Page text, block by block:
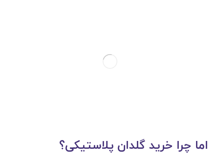
اما چرا خرید گلدان پلاستیکی؟